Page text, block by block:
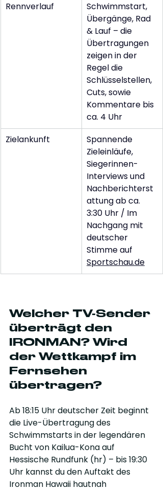
Rennverlauf
Schwimmstart,
Übergänge, Rad
& Lauf – die
Übertragungen
zeigen in der
Regel die
Schlüsselstellen,
Cuts, sowie
Kommentare bis
ca. 4 Uhr
Zielankunft
Spannende
Zieleinläufe,
Siegerinnen-
Interviews und
Nachberichterst
attung ab ca.
3:30 Uhr / Im
Nachgang mit
deutscher
Stimme auf
Sportschau.de
Welcher TV-Sender
überträgt den
IRONMAN? Wird
der Wettkampf im
Fernsehen
übertragen?
Ab 18:15 Uhr deutscher Zeit beginnt
die Live-Übertragung des
Schwimmstarts in der legendären
Bucht von Kailua-Kona auf
Hessische Rundfunk (hr) – bis 19:30
Uhr kannst du den Auftakt des
Ironman Hawaii hautnah